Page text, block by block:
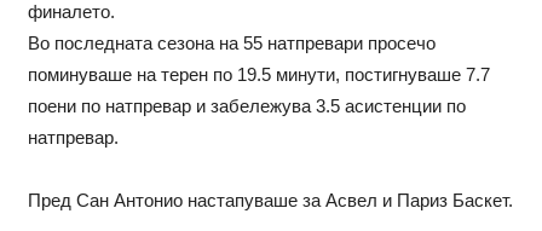
финалето.
Во последната сезона на 55 натпревари просечо
поминуваше на терен по 19.5 минути, постигнуваше 7.7
поени по натпревар и забележува 3.5 асистенции по
натпревар.
Пред Сан Антонио настапуваше за Асвел и Париз Баскет.